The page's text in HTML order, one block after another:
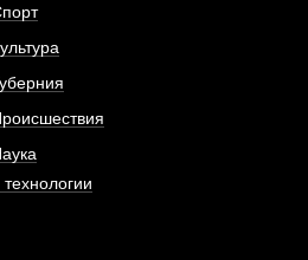
технологии